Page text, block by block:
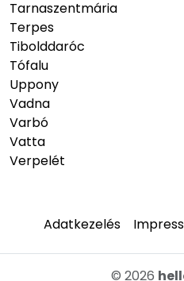
Tarnaszentmária
Terpes
Tibolddaróc
Tófalu
Uppony
Vadna
Varbó
Vatta
Verpelét
Adatkezelés
© 2026